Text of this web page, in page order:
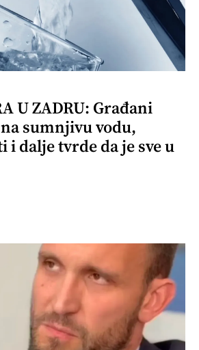
U ZADRU: Građani
sumnjivu vodu,
i dalje tvrde da je sve u